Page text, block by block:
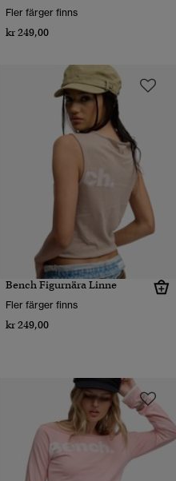
Fler färger finns
kr 249,00
Bench Figurnära Linne
Fler färger finns
kr 249,00